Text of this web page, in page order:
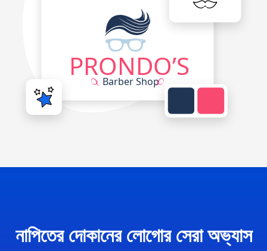
নাপিতের দোকানের লোগোর সেরা অভ্যাস